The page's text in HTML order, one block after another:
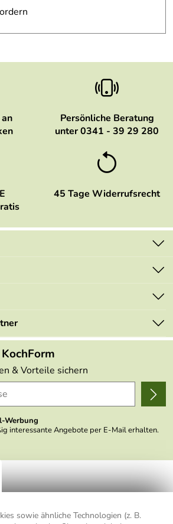
sowie ähnliche Technologien (z. B.
Persönliche Beratung
unter 0341 - 39 29 280
45 Tage Widerrufsrecht
& Vorteile sichern
Werbung
interessante Angebote per E-Mail erhalten.
wird nicht an andere Unternehmen
Zwecken wird in anonymer Form
konkrete Person geklickt hat. Diese
meiner E-Mail- Adresse für Werbezwecke
für die Zukunft widerrufen, indem ich
am Ende des Newsletters anklicke oder die
deaktiviere. Die